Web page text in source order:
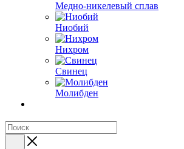
Медно-никелевый сплав
Ниобий
Нихром
Свинец
Молибден